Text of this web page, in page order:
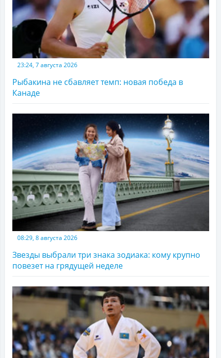
23:24, 7 августа 2026
Рыбакина не сбавляет темп: новая победа в
Канаде
08:29, 8 августа 2026
Звезды выбрали три знака зодиака: кому крупно
повезет на грядущей неделе